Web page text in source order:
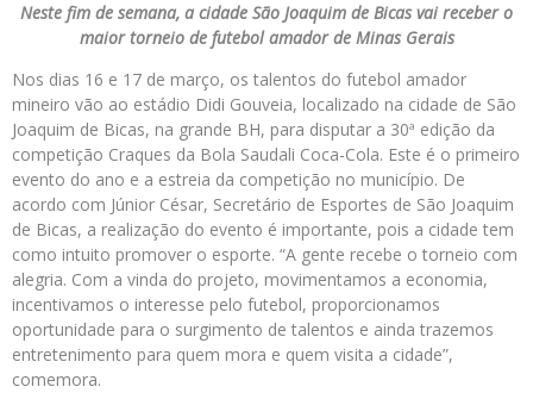
Neste fim de semana, a cidade São Joaquim de Bicas vai receber o
maior torneio de futebol amador de Minas Gerais
Nos dias 16 e 17 de março, os talentos do futebol amador
mineiro vão ao estádio Didi Gouveia, localizado na cidade de São
Joaquim de Bicas, na grande BH, para disputar a 30ª edição da
competição Craques da Bola Saudali Coca-Cola. Este é o primeiro
evento do ano e a estreia da competição no município. De
acordo com Júnior César, Secretário de Esportes de São Joaquim
de Bicas, a realização do evento é importante, pois a cidade tem
como intuito promover o esporte. “A gente recebe o torneio com
alegria. Com a vinda do projeto, movimentamos a economia,
incentivamos o interesse pelo futebol, proporcionamos
oportunidade para o surgimento de talentos e ainda trazemos
entretenimento para quem mora e quem visita a cidade”,
comemora.